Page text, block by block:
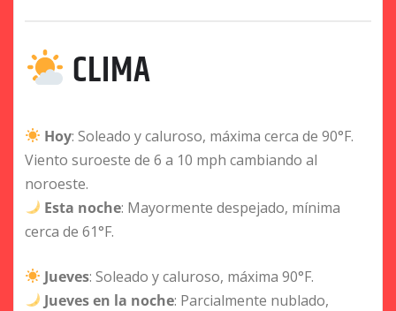
CLIMA
Hoy: Soleado y caluroso, máxima cerca de 90°F.
Viento suroeste de 6 a 10 mph cambiando al
noroeste.
Esta noche: Mayormente despejado, mínima
cerca de 61°F.
Jueves: Soleado y caluroso, máxima 90°F.
Jueves en la noche: Parcialmente nublado,